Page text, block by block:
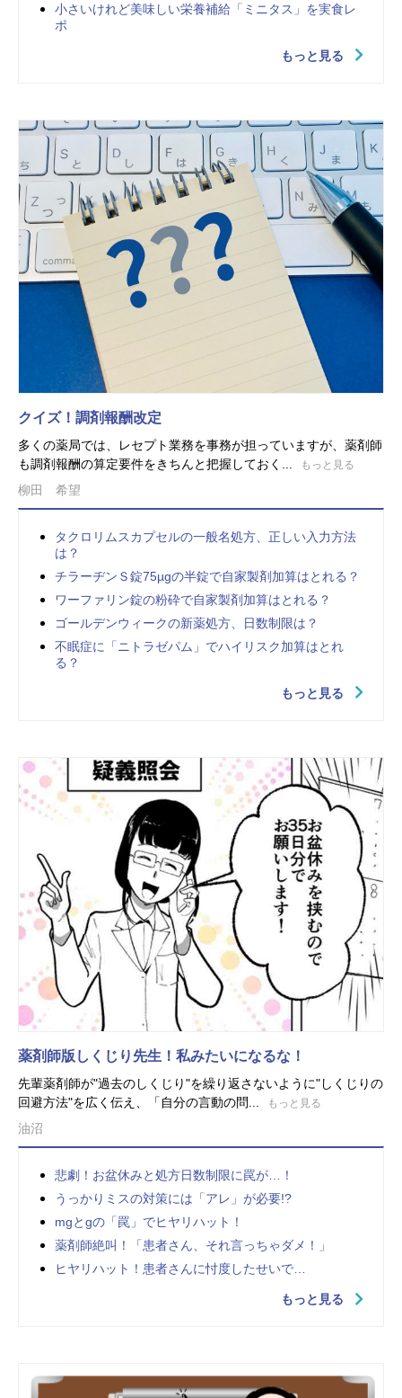
小さいけれど美味しい栄養補給「ミニタス」を実食レ
ポ
もっと見る
クイズ！調剤報酬改定
多くの薬局では、レセプト業務を事務が担っていますが、薬剤師
も調剤報酬の算定要件をきちんと把握しておく...
もっと見る
柳田 希望
タクロリムスカプセルの一般名処方、正しい入力方法
は？
チラーヂンＳ錠75µgの半錠で自家製剤加算はとれる？
ワーファリン錠の粉砕で自家製剤加算はとれる？
ゴールデンウィークの新薬処方、日数制限は？
不眠症に「ニトラゼパム」でハイリスク加算はとれ
る？
もっと見る
薬剤師版しくじり先生！私みたいになるな！
先輩薬剤師が"過去のしくじり"を繰り返さないように"しくじりの
回避方法"を広く伝え、「自分の言動の問...
もっと見る
油沼
悲劇！お盆休みと処方日数制限に罠が…！
うっかりミスの対策には「アレ」が必要!?
mgとgの「罠」でヒヤリハット！
薬剤師絶叫！「患者さん、それ言っちゃダメ！」
ヒヤリハット！患者さんに忖度したせいで…
もっと見る